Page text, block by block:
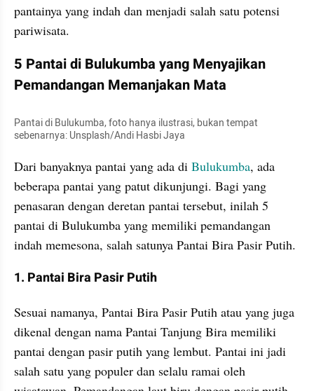
pantainya yang indah dan menjadi salah satu potensi
pariwisata.
5 Pantai di Bulukumba yang Menyajikan
Pemandangan Memanjakan Mata
Pantai di Bulukumba, foto hanya ilustrasi, bukan tempat
sebenarnya: Unsplash/Andi Hasbi Jaya
Dari banyaknya pantai yang ada di Bulukumba, ada
beberapa pantai yang patut dikunjungi. Bagi yang
penasaran dengan deretan pantai tersebut, inilah 5
pantai di Bulukumba yang memiliki pemandangan
indah memesona, salah satunya Pantai Bira Pasir Putih.
1. Pantai Bira Pasir Putih
Sesuai namanya, Pantai Bira Pasir Putih atau yang juga
dikenal dengan nama Pantai Tanjung Bira memiliki
pantai dengan pasir putih yang lembut. Pantai ini jadi
salah satu yang populer dan selalu ramai oleh